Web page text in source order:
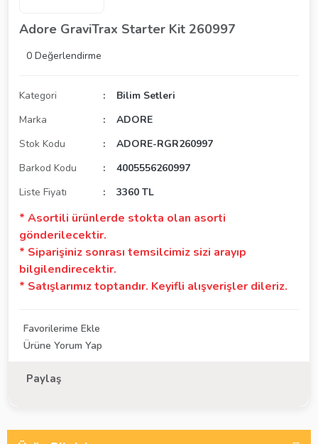
Adore GraviTrax Starter Kit 260997
0 Değerlendirme
Kategori
Bilim Setleri
Marka
ADORE
Stok Kodu
ADORE-RGR260997
Barkod Kodu
4005556260997
Liste Fiyatı
3360 TL
* Asortili ürünlerde stokta olan asorti
gönderilecektir.
* Siparişiniz sonrası temsilcimiz sizi arayıp
bilgilendirecektir.
* Satışlarımız toptandır. Keyifli alışverişler dileriz.
Ürüne Yorum Yap
Paylaş